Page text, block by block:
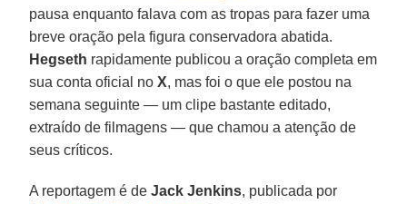
pausa enquanto falava com as tropas para fazer uma
breve oração pela figura conservadora abatida.
Hegseth rapidamente publicou a oração completa em
sua conta oficial noX, mas foi o que ele postou na
semana seguinte — um clipe bastante editado,
extraído de filmagens — que chamou a atenção de
seus críticos.
A reportagem é deJack Jenkins, publicada por